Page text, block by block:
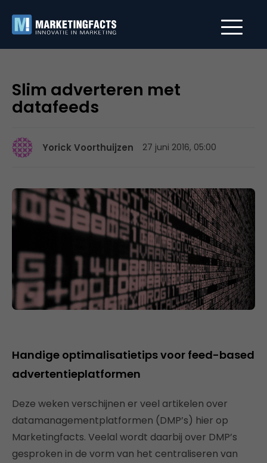
Slim adverteren met
datafeeds
Yorick Voorthuijzen 27 juni 2016, 05:00
Handige optimalisatietips voor feed-based
advertentieplatformen
Deze weken verschijnen er veel artikelen over
datamanagementplatformen (DMP’s) hier op
Marketingfacts. Veelal wordt daarbij over DMP’s
gesproken in de vorm van het centraliseren van